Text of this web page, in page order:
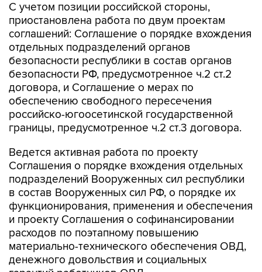
С учетом позиции российской стороны,
приостановлена работа по двум проектам
соглашений: Соглашение о порядке вхождения
отдельных подразделений органов
безопасности республики в состав органов
безопасности РФ, предусмотренное ч.2 ст.2
договора, и Соглашение о мерах по
обеспечению свободного пересечения
российско-югоосетинской государственной
границы, предусмотренное ч.2 ст.3 договора.
Ведется активная работа по проекту
Соглашения о порядке вхождения отдельных
подразделений Вооруженных сил республики
в состав Вооруженных сил РФ, о порядке их
функционирования, применения и обеспечения
и проекту Соглашения о софинансировании
расходов по поэтапному повышению
материально-технического обеспечения ОВД,
денежного довольствия и социальных